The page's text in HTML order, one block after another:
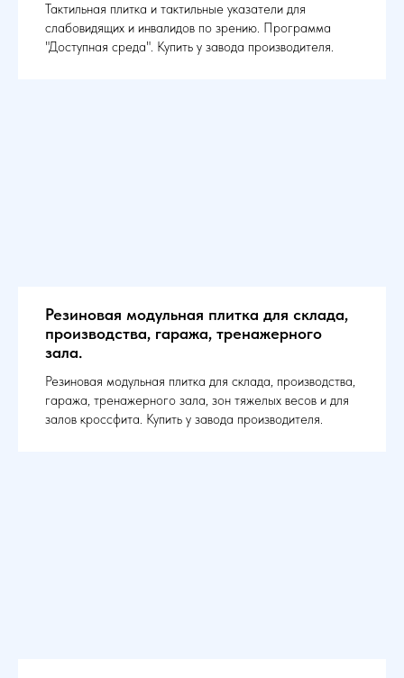
Тактильная плитка и тактильные указатели для
слабовидящих и инвалидов по зрению. Программа
"Доступная среда". Купить у завода производителя.
Резиновая модульная плитка для склада,
производства, гаража, тренажерного
зала.
Резиновая модульная плитка для склада, производства,
гаража, тренажерного зала, зон тяжелых весов и для
залов кроссфита. Купить у завода производителя.